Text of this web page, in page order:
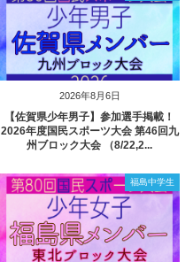
2026年8月6日
【佐賀県少年男子】参加選手掲載！
2026年度国民スポーツ大会 第46回九
州ブロック大会 （8/22,2...
福島中学生